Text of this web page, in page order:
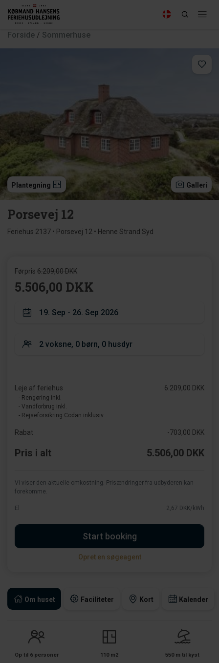
Forside / Sommerhuse
Plantegning Galleri
Porsevej 12
Feriehus 2137 • Porsevej 12 • Henne Strand Syd
Om huset Faciliteter Kort Kalender
Op til 6 personer 110 m2 550 m til kyst
Førpris 6.209,00 DKK
5.506,00 DKK
Leje af feriehus
- Rengøring inkl.
- Vandforbrug inkl.
- Rejseforsikring Codan inklusiv
6.209,00 DKK
Rabat -703,00 DKK
Pris i alt 5.506,00 DKK
Vi viser den aktuelle omkostning. Prisændringer fra udbyderen kan
forekomme.
El 2,67 DKK/kWh
Start booking
Opret en søgeagent